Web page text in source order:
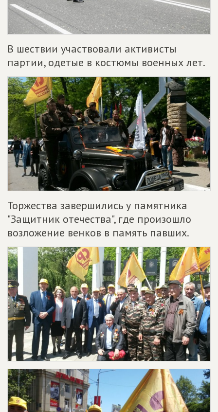
В шествии участвовали активисты
партии, одетые в костюмы военных лет.
Торжества завершились у памятника
"Защитник отечества", где произошло
возложение венков в память павших.